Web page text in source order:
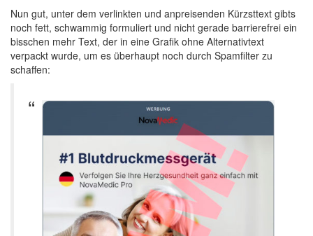
Nun gut, unter dem verlinkten und anpreisenden Kürzsttext gibts
noch fett, schwammig formuliert und nicht gerade barrierefrei ein
bisschen mehr Text, der in eine Grafik ohne Alternativtext
verpackt wurde, um es überhaupt noch durch Spamfilter zu
schaffen: